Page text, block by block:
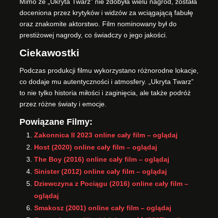
Mimo że „Ukryta Twarz” nie zdobyła wielu nagród, została
doceniona przez krytyków i widzów za wciągającą fabułę
oraz znakomite aktorstwo. Film nominowany był do
prestiżowej nagrody, co świadczy o jego jakości.
Ciekawostki
Podczas produkcji filmu wykorzystano różnorodne lokacje,
co dodaje mu autentyczności i atmosfery. „Ukryta Twarz”
to nie tylko historia miłości i zaginięcia, ale także podróż
przez różne światy i emocje.
Powiązane Filmy:
Zakonnica II 2023 online cały film – oglądaj
Host (2020) online cały film – oglądaj
The Boy (2016) online cały film – oglądaj
Sinister (2012) online cały film – oglądaj
Dziewczyna z Pociągu (2016) online cały film –
oglądaj
Smakosz (2001) online cały film – oglądaj